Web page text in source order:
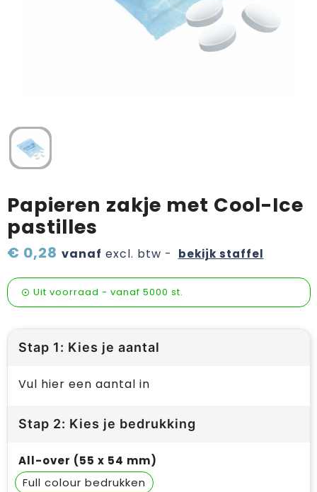
Verzorging & welness
Wijn, bier en proeverij
Zomerpakketten
Papieren zakje met Cool-Ice
pastilles
€ 0,28 vanaf excl. btw - bekijk staffel
Uit voorraad - vanaf 5000 st.
Stap 1: Kies je aantal
Vul hier een aantal in
Stap 2: Kies je bedrukking
All-over (55 x 54 mm)
Full colour